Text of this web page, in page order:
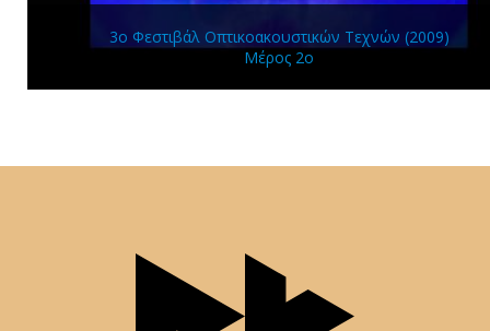
3ο Φεστιβάλ Οπτικοακουστικών Τεχνών (2009)
Μέρος 2ο